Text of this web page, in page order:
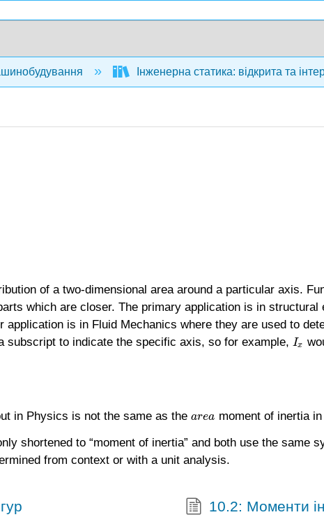
Інженерна статика: відкрита та
of a two-dimensional area around a particular axis.
which are closer. The primary application is in
application is in Fluid Mechanics where they are used to
subscript to indicate the specific axis, so for example, Ix
Ix
in Physics is not the same as the area
area moment of inertia
shortened to “moment of inertia” and both use the same
from context or with a unit analysis.
10.2: Моменти